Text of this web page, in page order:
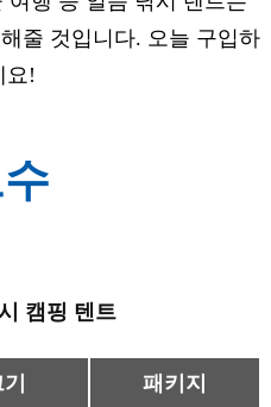
줄 것입니다. 오늘 구입하
요!
캠핑 텐트
패키지